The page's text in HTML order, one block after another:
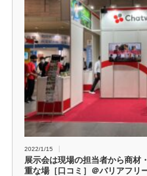
2022/1/15
展示会は現場の担当者から商材
重な場［口コミ］＠バリアフ